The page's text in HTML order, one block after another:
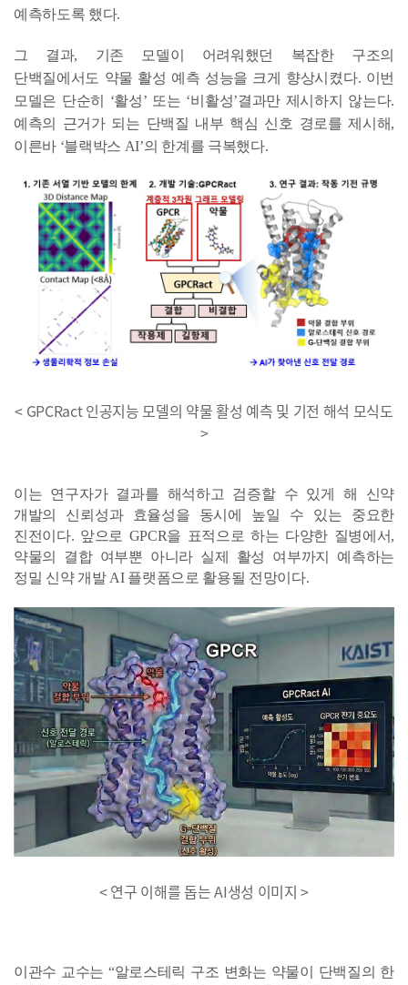
예측하도록 했다.
그 결과, 기존 모델이 어려워했던 복잡한 구조의
단백질에서도 약물 활성 예측 성능을 크게 향상시켰다. 이번
모델은 단순히 ‘활성’ 또는 ‘비활성’결과만 제시하지 않는다.
예측의 근거가 되는 단백질 내부 핵심 신호 경로를 제시해,
이른바 ‘블랙박스 AI’의 한계를 극복했다.
< GPCRact 인공지능 모델의 약물 활성 예측 및 기전 해석 모식도
>
이는 연구자가 결과를 해석하고 검증할 수 있게 해 신약
개발의 신뢰성과 효율성을 동시에 높일 수 있는 중요한
진전이다. 앞으로 GPCR을 표적으로 하는 다양한 질병에서,
약물의 결합 여부뿐 아니라 실제 활성 여부까지 예측하는
정밀 신약 개발 AI 플랫폼으로 활용될 전망이다.
< 연구 이해를 돕는 AI생성 이미지 >
이관수 교수는 “알로스테릭 구조 변화는 약물이 단백질의 한